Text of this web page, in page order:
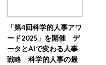
「第4回科学的人事アワ
ード2025」を開催 デ
ータとAIで変わる人事
戦略 科学的人事の最